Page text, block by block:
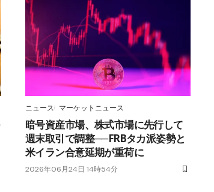
ニュース マーケットニュース
暗号資産市場、株式市場に先行して
週末取引で調整──FRBタカ派姿勢と
米イラン合意延期が重荷に
2026年06月24日 14時54分